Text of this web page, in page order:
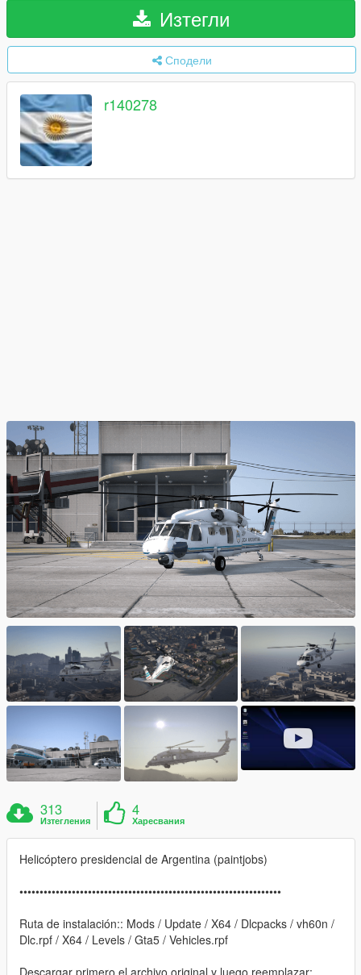
Изтегли
Сподели
r140278
313
Изтегления
4
Харесвания
Helicóptero presidencial de Argentina (paintjobs)
•••••••••••••••••••••••••••••••••••••••••••••••••••••••••••••••••
Ruta de instalación:: Mods / Update / X64 / Dlcpacks / vh60n /
Dlc.rpf / X64 / Levels / Gta5 / Vehicles.rpf